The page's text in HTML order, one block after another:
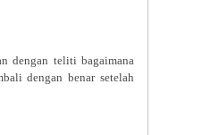
dengan teliti bagaimana
dengan benar setelah